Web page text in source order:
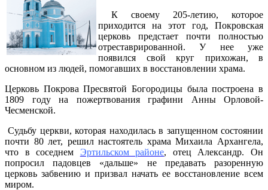
К своему 205-летию, которое
приходится на этот год, Покровская
церковь предстает почти полностью
отреставрированной. У нее уже
появился свой круг прихожан, в
основном из людей, помогавших в восстановлении храма.
Церковь Покрова Пресвятой Богородицы была построена в
1809 году на пожертвования графини Анны Орловой-
Чесменской.
Судьбу церкви, которая находилась в запущенном состоянии
почти 80 лет, решил настоятель храма Михаила Архангела,
что в соседнем
Эртильском районе, отец Александр. Он
попросил падовцев «дальше» не предавать разоренную
церковь забвению и призвал начать ее восстановление всем
миром.